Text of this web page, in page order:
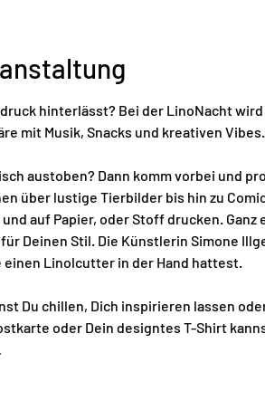
hinterlässt? Bei der LinoNacht
mit Musik, Snacks und kreativen Vibes.
austoben? Dann komm vorbei und
über lustige Tierbilder bis hin zu
auf Papier, oder Stoff drucken. Ganz
Deinen Stil. Die Künstlerin Simone
einen Linolcutter in der Hand hattest.
Du chillen, Dich inspirieren lassen
oder Dein designtes T-Shirt